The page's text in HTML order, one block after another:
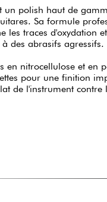
un polish haut de
Sa formule
les traces d'oxydation
des abrasifs agressifs.
en nitrocellulose et en
pour une finition
de l'instrument contre